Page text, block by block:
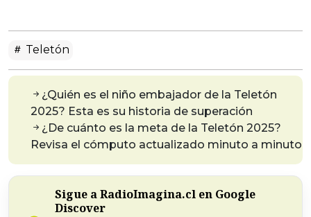
Teletón
¿Quién es el niño embajador de la Teletón
2025? Esta es su historia de superación
¿De cuánto es la meta de la Teletón 2025?
Revisa el cómputo actualizado minuto a minuto
Sigue a RadioImagina.cl en Google
Discover